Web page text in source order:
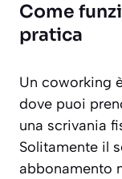
Come
pratica
Un coworking
dove puoi
una scrivania
Solitamente il
abbonamento